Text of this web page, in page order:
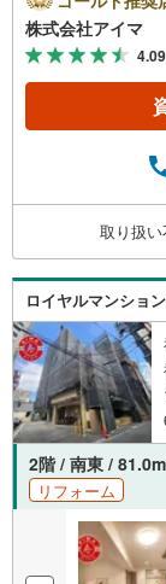
ォーム済
がよく通
トロック
認でき
バイク
えます
機関と提
見学OK/
「見るだ
ーンが難
ご相談く
株式会社アイマ
4.09
取り扱
ロイヤルマンショ
2階 / 南東 / 81.0m
リフォーム